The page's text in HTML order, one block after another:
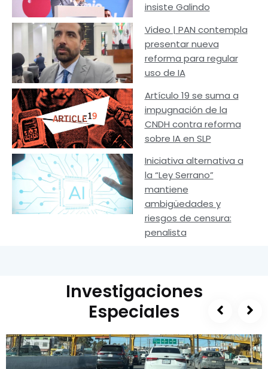
insiste Galindo
Video | PAN contempla
presentar nueva
reforma para regular
uso de IA
Artículo 19 se suma a
impugnación de la
CNDH contra reforma
sobre IA en SLP
Iniciativa alternativa a
la “Ley Serrano”
mantiene
ambigüedades y
riesgos de censura:
penalista
Investigaciones
Especiales